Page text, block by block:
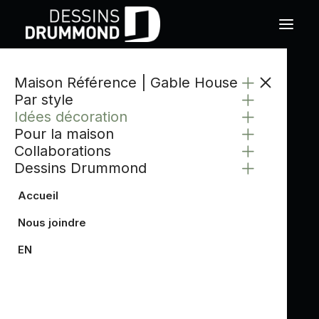
Maison Référence | Gable House
Par style
Idées décoration
Pour la maison
Collaborations
Dessins Drummond
Accueil
Nous joindre
EN